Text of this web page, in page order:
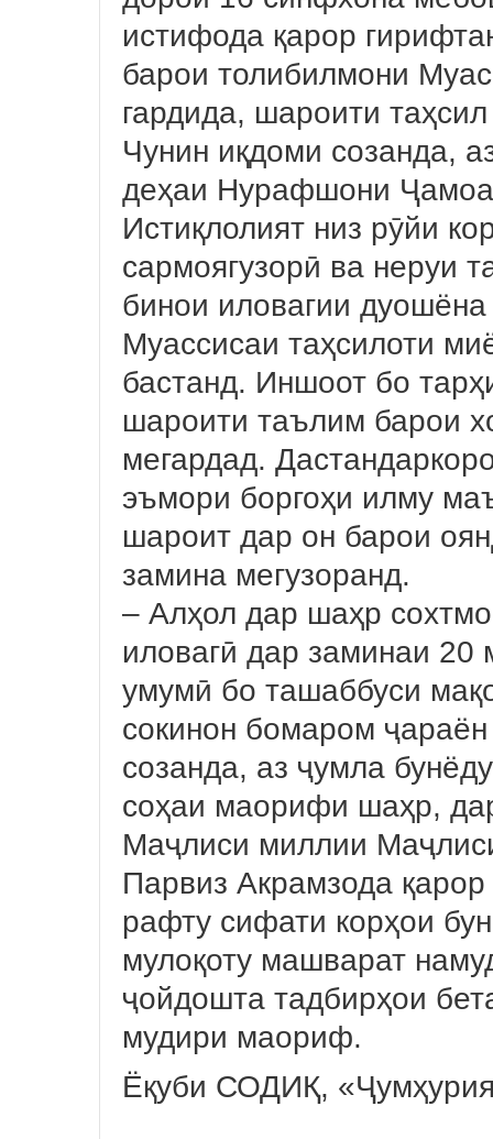
истифода қарор
барои толибилмони
гардида, шароити
Чунин иқдоми созанда,
деҳаи Нурафшони
Истиқлолият низ рӯйи
сармоягузорӣ ва неруи
бинои иловагии
Муассисаи таҳсилоти
бастанд. Иншоот бо
шароити таълим барои
мегардад.
эъмори боргоҳи илму
шароит дар он барои
замина мегузоранд.
– Алҳол дар шаҳр
иловагӣ дар заминаи 20
умумӣ бо ташаббуси
сокинон бомаром
созанда, аз ҷумла
соҳаи маорифи шаҳр,
Маҷлиси миллии
Парвиз Акрамзода
рафту сифати корҳои
мулоқоту машварат
ҷойдошта тадбирҳои
мудири маориф.
Ёқуби СОДИҚ,